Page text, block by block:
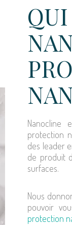
Nanocline
protection
des leader
de produit
surfaces.
Nous
pouvoir
protection